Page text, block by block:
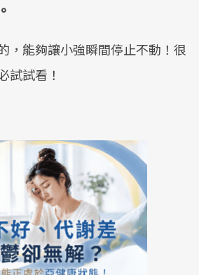
，能夠讓小強瞬間停止不動！很
試試看！